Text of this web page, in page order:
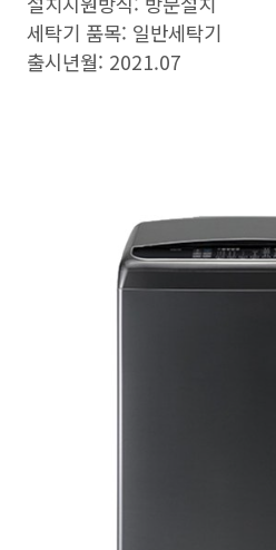
세탁기 품목: 일반세탁기
출시년월: 2021.07